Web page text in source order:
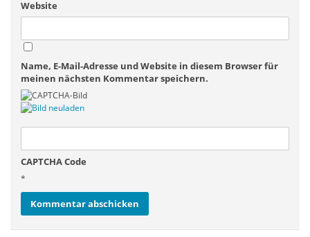
Website
Name, E-Mail-Adresse und Website in diesem Browser für
meinen nächsten Kommentar speichern.
CAPTCHA Code
*